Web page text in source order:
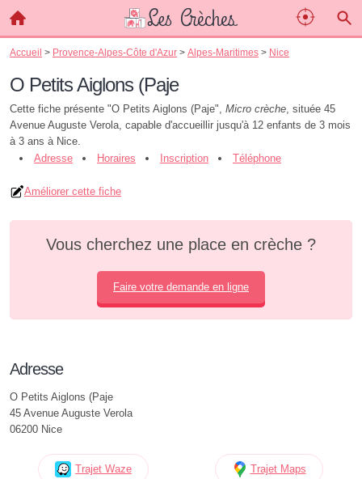
Accueil > Provence-Alpes-Côte d'Azur > Alpes-Maritimes > Nice
O Petits Aiglons (Paje
Cette fiche présente "O Petits Aiglons (Paje", Micro crèche, située 45
Avenue Auguste Verola, capable d'accueillir jusqu'à 12 enfants de 3 mois
à 3 ans à Nice.
Adresse
Horaires Inscription Téléphone
Améliorer cette fiche
Vous cherchez une place en crèche ?
Faire votre demande en ligne
Adresse
O Petits Aiglons (Paje
45 Avenue Auguste Verola
06200 Nice
Trajet Waze Trajet Maps